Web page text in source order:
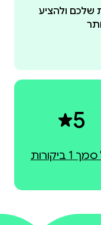
להריסת
שלכם ולהציע
5
1 ביקורות